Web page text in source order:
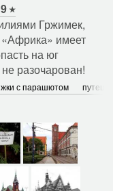
Гржимек,
имеет
на юг
разочарован!
с парашютом